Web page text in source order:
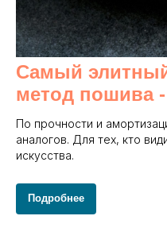
Самый
метод пошива
По прочности и
аналогов. Для тех, кто
искусства.
Подробнее